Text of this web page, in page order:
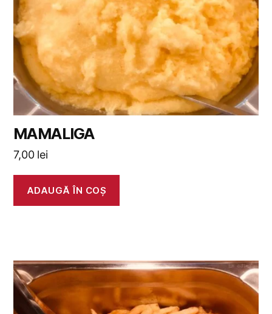
MAMALIGA
7,00 lei
ADAUGĂ ÎN COȘ